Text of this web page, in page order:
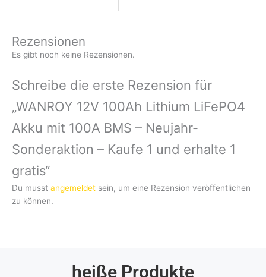
Rezensionen
Es gibt noch keine Rezensionen.
Schreibe die erste Rezension für
„WANROY 12V 100Ah Lithium LiFePO4
Akku mit 100A BMS – Neujahr-
Sonderaktion – Kaufe 1 und erhalte 1
gratis“
Du musst angemeldet sein, um eine Rezension veröffentlichen
zu können.
heiße Produkte